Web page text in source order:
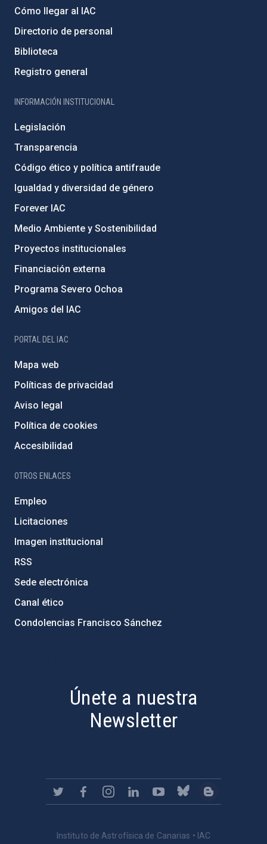
Cómo llegar al IAC
Directorio de personal
Biblioteca
Registro general
INFORMACIÓN INSTITUCIONAL
Legislación
Transparencia
Código ético y política antifraude
Igualdad y diversidad de género
Forever IAC
Medio Ambiente y Sostenibilidad
Proyectos institucionales
Financiación externa
Programa Severo Ochoa
Amigos del IAC
PORTAL DEL IAC
Mapa web
Políticas de privacidad
Aviso legal
Política de cookies
Accesibilidad
OTROS ENLACES
Empleo
Licitaciones
Imagen institucional
RSS
Sede electrónica
Canal ético
Condolencias Francisco Sánchez
Únete a nuestra
Newsletter
Instituto de Astrofísica de Canarias • IAC